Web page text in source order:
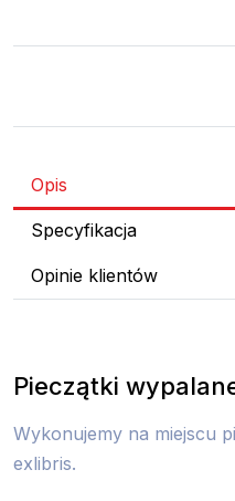
Opis
Specyfikacja
Opinie klientów
Pieczątki
Wykonujemy na miejscu
exlibris.